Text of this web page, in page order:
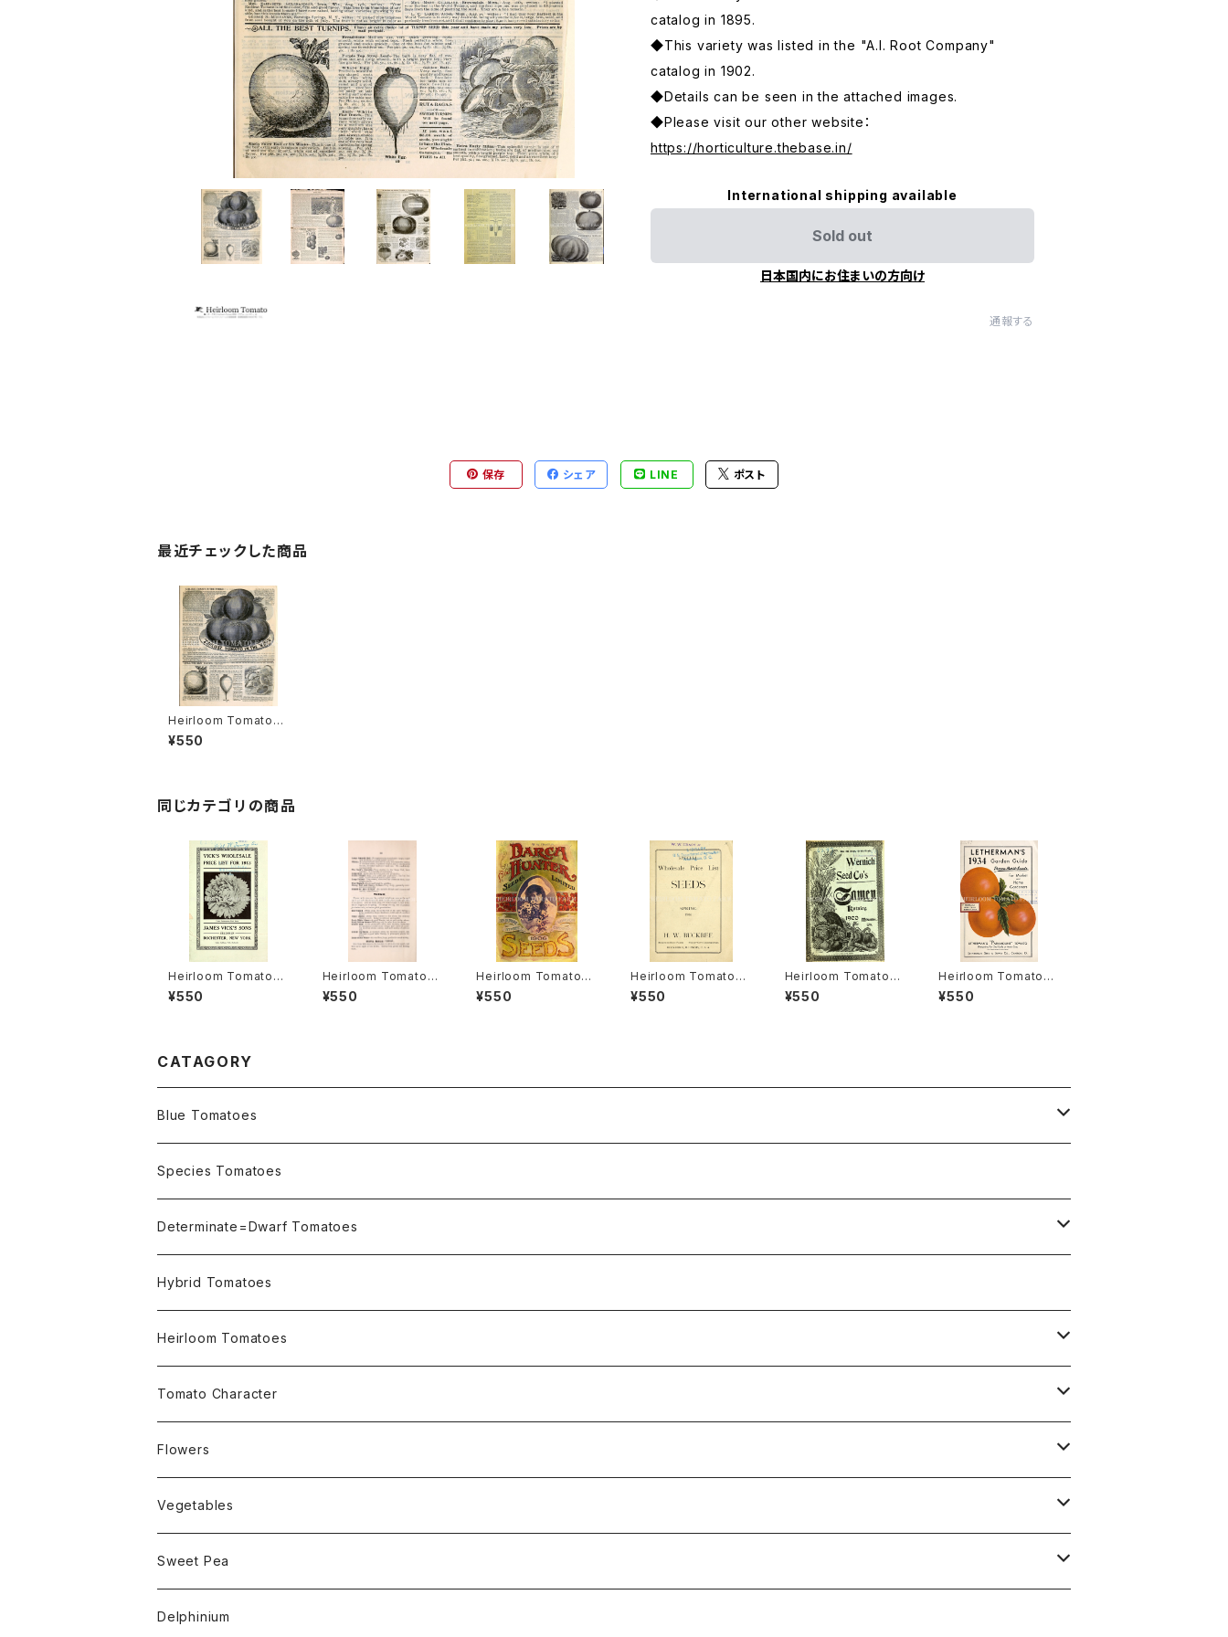
catalog in 1895.
◆This variety was listed in the "A.I. Root Company"
catalog in 1902.
◆Details can be seen in the attached images.
◆Please visit our other website：
https://horticulture.thebase.in/
International shipping available
Sold out
日本国内にお住まいの方向け
通報する
保存 シェア LINE ポスト
最近チェックした商品
Heirloom Tomato®
Earliest Tomato In
The World エアルー
¥550
同じカテゴリの商品
Heirloom Tomato®
Livingston's Crimso
n Globe エアルーム・
¥550
Heirloom Tomato®
Cedar Hill エアルー
ム・トマト・セダー・ヒル
¥550
Heirloom Tomato®
Canada Pride エアル
ーム・トマト・カナダ・プ
¥550
Heirloom Tomato®
Livingston's Crimso
n Cushion エアルー
¥550
Heirloom Tomato®
Livingston's Boufo
mmenheir エアルー
¥550
Heirloom Tomato®
Lethermans' Param
ount エアルーム・トマ
¥550
CATAGORY
Blue Tomatoes
OSU INDIGO Series
Not OSU Blue Tomatoes
Species Tomatoes
Determinate=Dwarf Tomatoes
Micro Determinate 10cm~30cm
Small Determinate 30cm~50cm
Medium Determinate 50~100cm
Large Determinate 100~150cm
Semi Indeterminate ~150cm
Hybrid Tomatoes
Heirloom Tomatoes
Amber Heirloom Tomatoes
Bi-Color Heirloom Tomatoes
Black Heirloom Tomatoes
Colorful Heirloom Tomatoes
Crimson Heirloom Tomatoes
Tomato Character
Culinary Uses
For Canning
For Dry
Disease Resistance
Alternaria Blight
Alternaria Stem Canker
Disorders Resitance
Cold 耐寒性
Flesh or Inside
Flowers
Nasturtium・ナスターチウム
Vegetables
Amaranthus・アマランサス
Artichoke・アーチチョーク
Sweet Pea
Dwarf・ドワーフ
Delphinium